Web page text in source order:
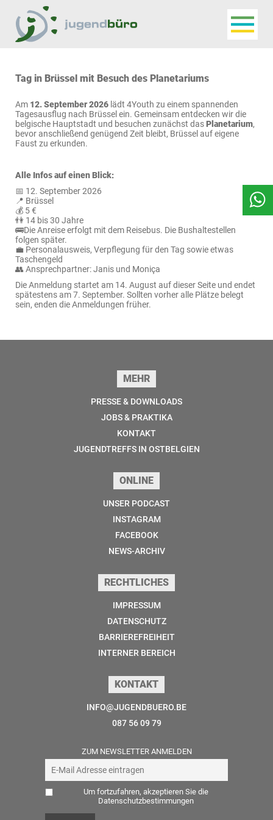
Tag in Brüssel mit Besuch des Planetariums
Am 12. September 2026 lädt 4Youth zu einem spannenden
Tagesausflug nach Brüssel ein. Gemeinsam entdecken wir die
belgische Hauptstadt und besuchen zunächst dasPlanetarium,
bevor anschließend genügend Zeit bleibt, Brüssel auf eigene
Faust zu erkunden.
Alle Infos auf einen Blick:
📅 12. September 2026
📍 Brüssel
💰 5 €
👫 14 bis 30 Jahre
🚌Die Anreise erfolgt mit dem Reisebus. Die Bushaltestellen
folgen später.
💼 Personalausweis, Verpflegung für den Tag sowie etwas
Taschengeld
👥 Ansprechpartner: Janis und Moniça
Die Anmeldung startet am 14. August auf dieser Seite und endet
spätestens am 7. September. Sollten vorher alle Plätze belegt
sein, enden die Anmeldungen früher.
MEHR
PRESSE & DOWNLOADS
JOBS & PRAKTIKA
KONTAKT
JUGENDTREFFS IN OSTBELGIEN
ONLINE
UNSER PODCAST
INSTAGRAM
FACEBOOK
NEWS-ARCHIV
RECHTLICHES
IMPRESSUM
DATENSCHUTZ
BARRIEREFREIHEIT
INTERNER BEREICH
KONTAKT
INFO@JUGENDBUERO.BE
087 56 09 79
ZUM NEWSLETTER ANMELDEN
Um fortzufahren, akzeptieren Sie die
Datenschutzbestimmungen